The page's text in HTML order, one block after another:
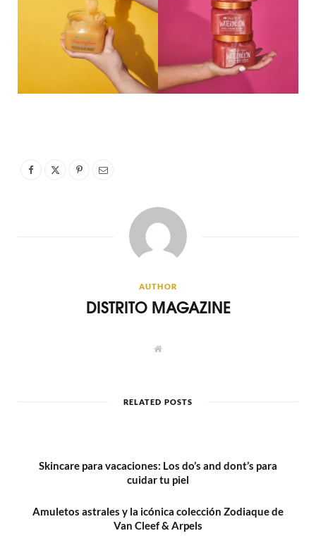
AUTHOR
DISTRITO MAGAZINE
W
e
RELATED POSTS
Skincare para vacaciones: Los do’s and dont’s para
cuidar tu piel
Amuletos astrales y la icónica colección Zodiaque de
Van Cleef & Arpels